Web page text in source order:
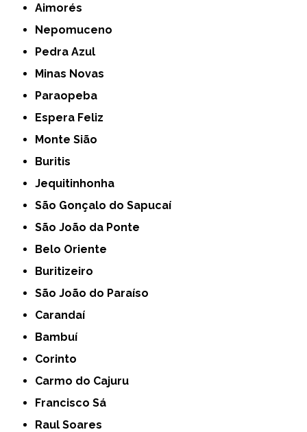
Aimorés
Nepomuceno
Pedra Azul
Minas Novas
Paraopeba
Espera Feliz
Monte Sião
Buritis
Jequitinhonha
São Gonçalo do Sapucaí
São João da Ponte
Belo Oriente
Buritizeiro
São João do Paraíso
Carandaí
Bambuí
Corinto
Carmo do Cajuru
Francisco Sá
Raul Soares